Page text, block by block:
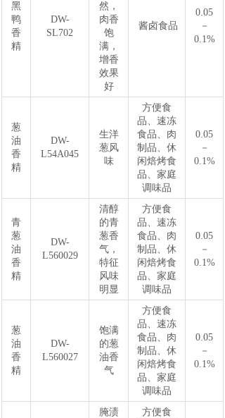
黑
鸭
香
精
DW-
SL702
然，
肉香
饱
满，
增香
效果
好
酱卤食品
0.05
－
0.1%
葱
油
香
精
DW-
L54A045
生洋
葱风
味
方便食
品、速冻
食品、肉
制品、休
闲焙烤食
品、家庭
调味品
0.05
－
0.1%
青
葱
油
香
精
DW-
L560029
清醇
的青
葱香
气，
特征
风味
明显
方便食
品、速冻
食品、肉
制品、休
闲焙烤食
品、家庭
调味品
0.05
－
0.1%
葱
油
香
精
DW-
L560027
饱满
的葱
油香
气
方便食
品、速冻
食品、肉
制品、休
闲焙烤食
品、家庭
调味品
0.05
－
0.1%
腌渍
方便食